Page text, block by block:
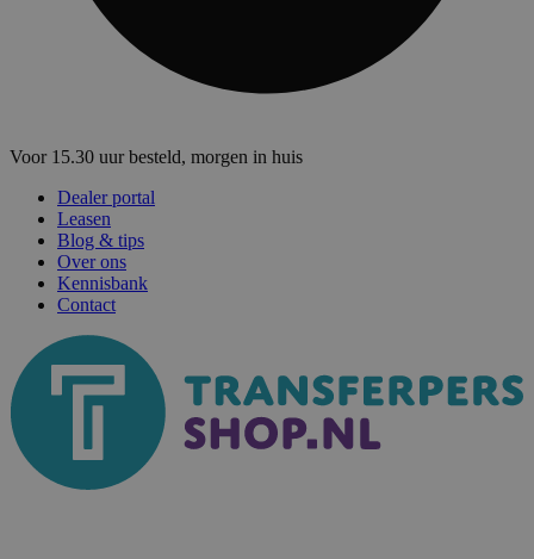
Voor 15.30 uur besteld, morgen in huis
Dealer portal
Leasen
Blog & tips
Over ons
Kennisbank
Contact